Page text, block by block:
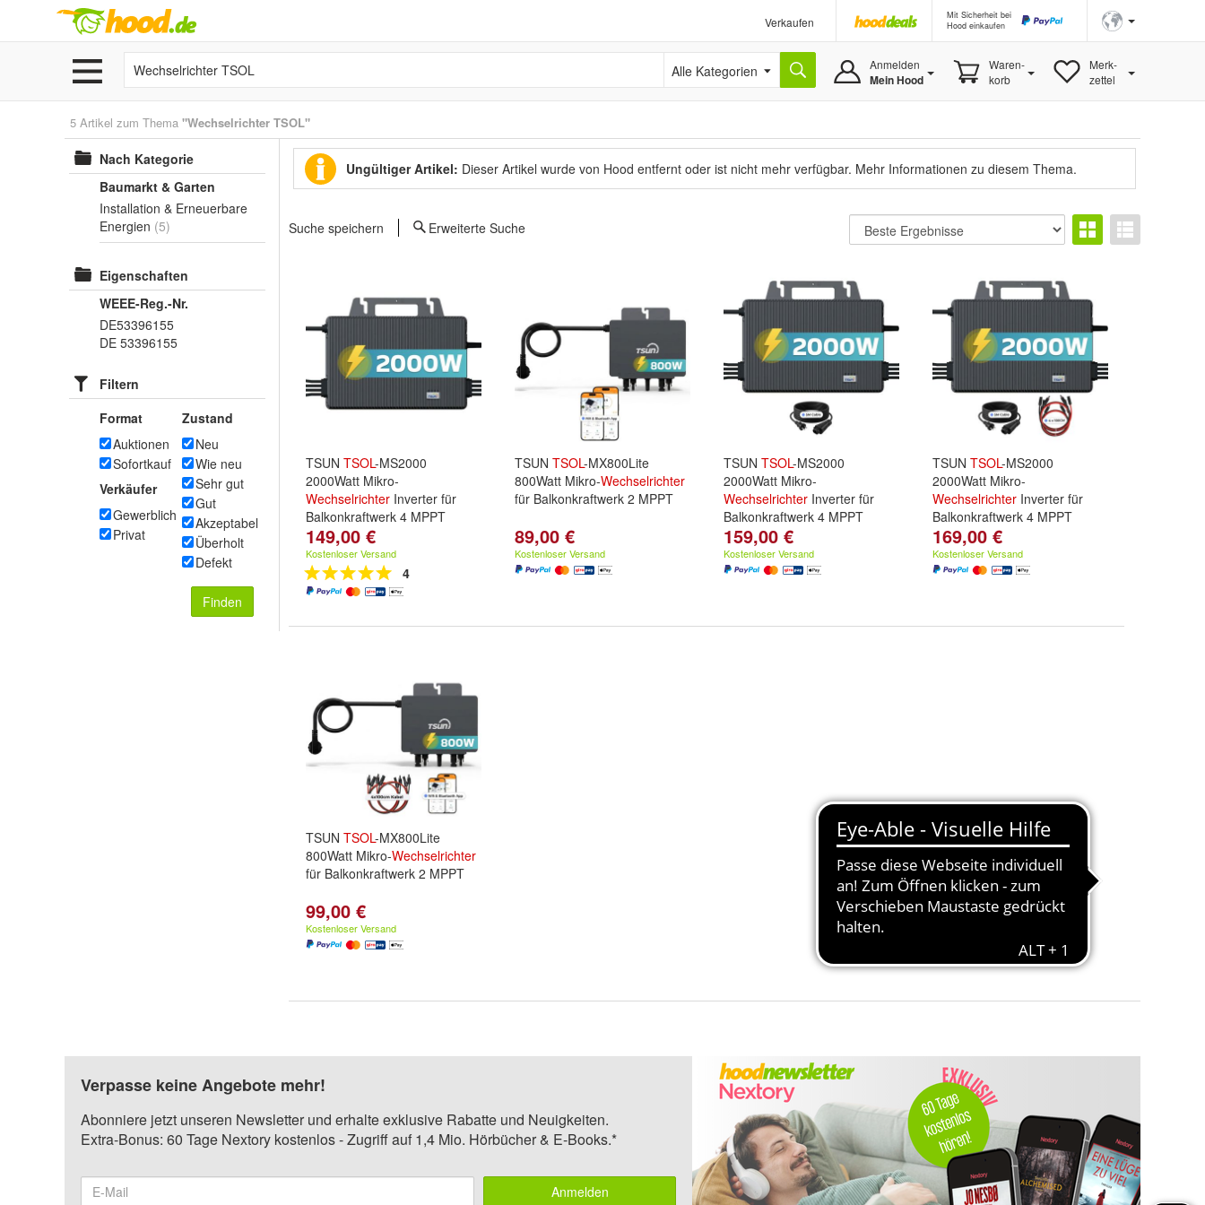
Verkaufen
Mit Sicherheit bei
Hood einkaufen
Alle Kategorien Anmelden
Mein Hood
Waren-
korb
Merk-
zettel
5 Artikel zum Thema "Wechselrichter TSOL"
Nach Kategorie
Baumarkt & Garten
Installation & Erneuerbare
Energien (5)
Eigenschaften
WEEE-Reg.-Nr.
DE53396155
DE 53396155
Filtern
Format
Auktionen
Sofortkauf
Verkäufer
Gewerblich
Privat
Zustand
Neu
Wie neu
Sehr gut
Gut
Akzeptabel
Überholt
Defekt
Finden
Ungültiger Artikel: Dieser Artikel wurde von Hood entfernt oder ist nicht mehr verfügbar. Mehr Informationen zu diesem Thema.
Suche speichern Erweiterte Suche
TSUN TSOL-MS2000
2000Watt Mikro-
Wechselrichter Inverter für
Balkonkraftwerk 4 MPPT
149,00 €
Kostenloser Versand
4
TSUN TSOL-MX800Lite
800Watt Mikro-Wechselrichter
für Balkonkraftwerk 2 MPPT
89,00 €
Kostenloser Versand
TSUN TSOL-MS2000
2000Watt Mikro-
Wechselrichter Inverter für
Balkonkraftwerk 4 MPPT
159,00 €
Kostenloser Versand
TSUN TSOL-MS2000
2000Watt Mikro-
Wechselrichter Inverter für
Balkonkraftwerk 4 MPPT
169,00 €
Kostenloser Versand
TSUN TSOL-MX800Lite
800Watt Mikro-Wechselrichter
für Balkonkraftwerk 2 MPPT
99,00 €
Kostenloser Versand
Verpasse keine Angebote mehr!
Abonniere jetzt unseren Newsletter und erhalte exklusive Rabatte und Neuigkeiten.
Extra-Bonus: 60 Tage Nextory kostenlos - Zugriff auf 1,4 Mio. Hörbücher & E-Books.*
Anmelden